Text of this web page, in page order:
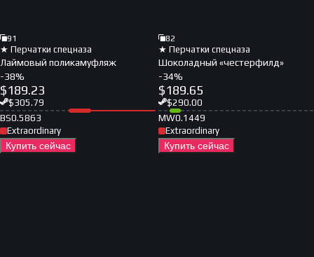
91
★ Перчатки спецназа
Лаймовый поликамуфляж
-38%
$189.23
$305.79
BS0.5863
Extraordinary
Купить сейчас
82
★ Перчатки спецназа
Шоколадный «честерфилд»
-34%
$189.65
$290.00
MW0.1449
Extraordinary
Купить сейчас